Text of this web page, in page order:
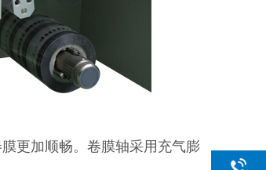
更加顺畅。卷膜轴采用充气膨